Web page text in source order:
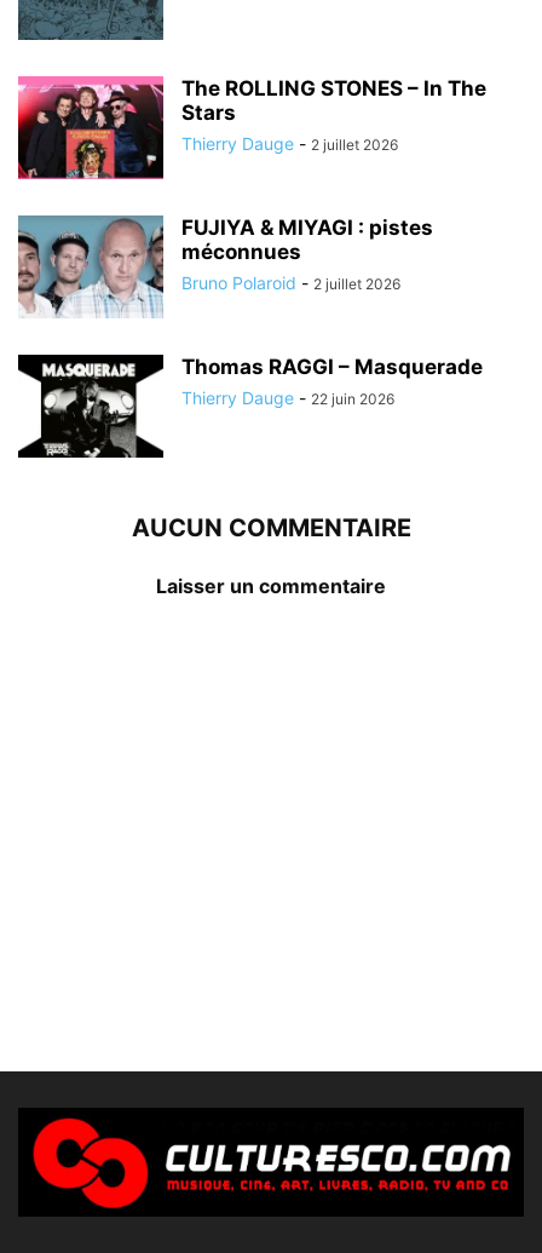
The ROLLING STONES – In The
Stars
Thierry Dauge - 2 juillet 2026
FUJIYA & MIYAGI : pistes
méconnues
Bruno Polaroid - 2 juillet 2026
Thomas RAGGI – Masquerade
Thierry Dauge - 22 juin 2026
AUCUN COMMENTAIRE
Laisser un commentaire